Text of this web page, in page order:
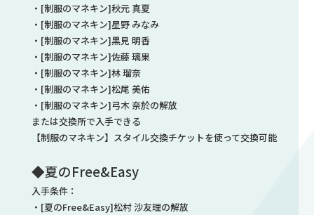
・[制服のマネキン]秋元 真夏
・[制服のマネキン]星野 みなみ
・[制服のマネキン]黒見 明香
・[制服のマネキン]佐藤 璃果
・[制服のマネキン]林 瑠奈
・[制服のマネキン]松尾 美佑
・[制服のマネキン]弓木 奈於の解放
または交換所で入手できる
【制服のマネキン】スタイル交換チケットを使って交換可能
◆夏のFree&Easy
入手条件：
・[夏のFree&Easy]松村 沙友理の解放